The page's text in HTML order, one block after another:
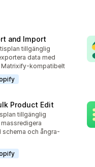
and Import
totalt tillgänglig
data med
Matrixify-kompatibelt
Product Edit
tillgänglig
och ångra-